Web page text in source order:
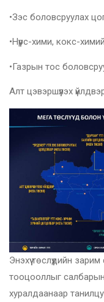
•Зэс боловсруулах
•Нүүрс-хими, кокс-
•Газрын тос
Алт цэвэршүүлэх
Энэхүү төслүүдийн
тооцооллыг
хуралдаанаар